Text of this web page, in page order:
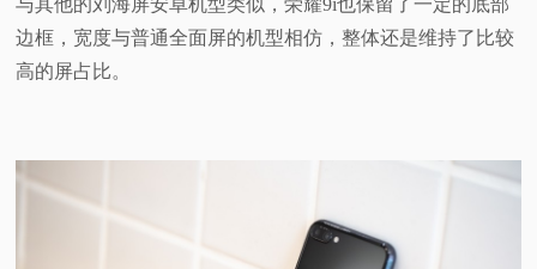
边框，宽度与普通全面屏的机型相仿，整体还是维持了比较
高的屏占比。